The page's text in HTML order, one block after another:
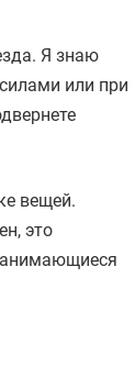
Я знаю
или при
вещей.
это